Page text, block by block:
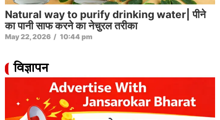
Natural way to purify drinking water| पीने
का पानी साफ करने का नेचुरल तरीका
May 22, 2026 / 10:44 pm
विज्ञापन